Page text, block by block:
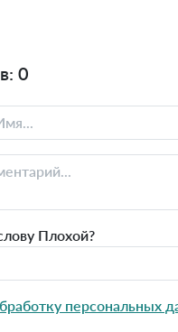
0
Плохой?
персональных